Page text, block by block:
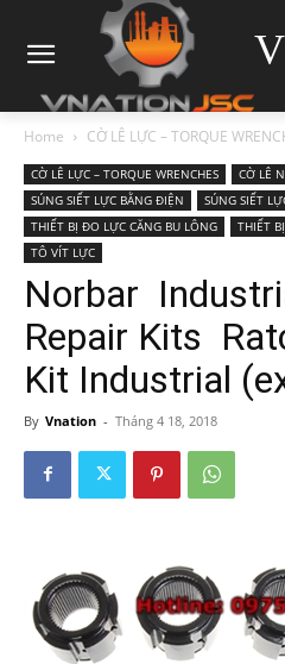
Home CỜ LÊ LỰC – TORQUE
CỜ LÊ LỰC – TORQUE WRENCHES CỜ LÊ
SÚNG SIẾT LỰC BẰNG ĐIỆN
SÚNG SIẾT
THIẾT BỊ ĐO LỰC CĂNG BU LÔNG
THIẾT
TÔ VÍT LỰC
Norbar
Repair Kits
Kit Industrial
By Vnation - Tháng 4 18, 2018